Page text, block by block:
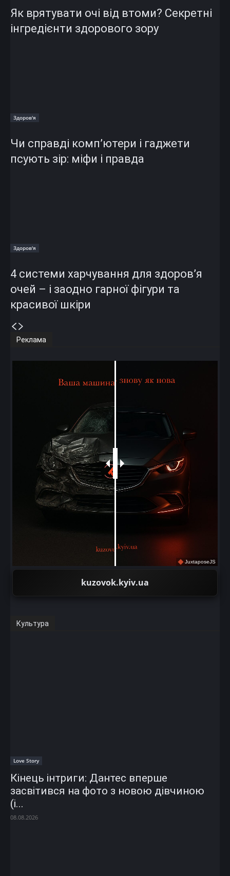
Як врятувати очі від втоми? Секретні
інгредієнти здорового зору
Здоров'я
Чи справді комп’ютери і гаджети
псують зір: міфи і правда
Здоров'я
4 системи харчування для здоров’я
очей – і заодно гарної фігури та
красивої шкіри
Реклама
JuxtaposeJS
kuzovok.kyiv.ua
Культура
Love Story
Кінець інтриги: Дантес вперше
засвітився на фото з новою дівчиною
(і...
08.08.2026